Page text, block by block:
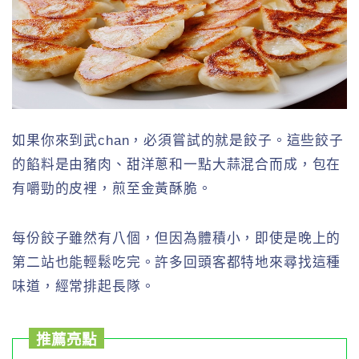
如果你來到武chan，必須嘗試的就是餃子。這些餃子
的餡料是由豬肉、甜洋蔥和一點大蒜混合而成，包在
有嚼勁的皮裡，煎至金黃酥脆。
每份餃子雖然有八個，但因為體積小，即使是晚上的
第二站也能輕鬆吃完。許多回頭客都特地來尋找這種
味道，經常排起長隊。
推薦亮點